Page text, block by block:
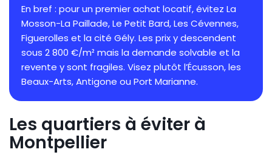
En bref : pour un premier achat locatif, évitez La
Mosson-La Paillade, Le Petit Bard, Les Cévennes,
Figuerolles et la cité Gély. Les prix y descendent
sous 2 800 €/m² mais la demande solvable et la
revente y sont fragiles. Visez plutôt l’Écusson, les
Beaux-Arts, Antigone ou Port Marianne.
Les quartiers à éviter à
Montpellier